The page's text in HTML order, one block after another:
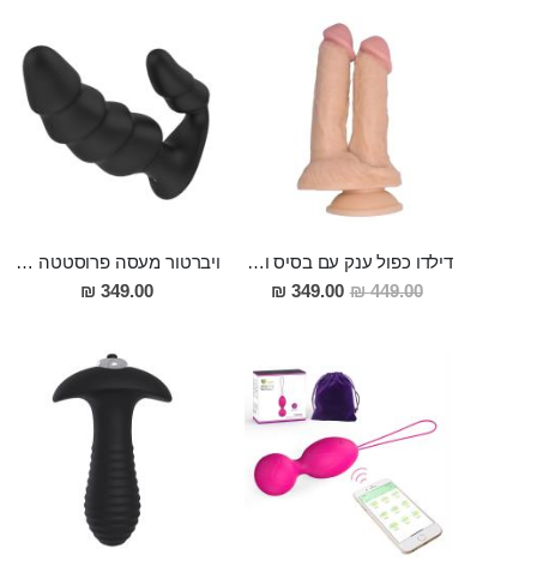
דילדו כפול ענק עם בסיס ואקום Kuan Ti
449.00 ₪
מחיר
מבצע
349.00 ₪
ויברטור מעסה פרוסטטה וגם לחדירה כפולה סופר מפנק מסיליקון רפואי , הטענה מגנטית עם שלט DRAGON
349.00 ₪